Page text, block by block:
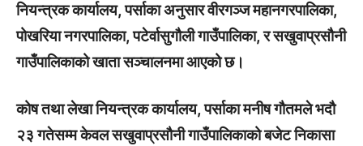
नियन्त्रक कार्यालय, पर्साका अनुसार वीरगञ्ज महानगरपालिका,
पोखरिया नगरपालिका, पटेर्वासुगौली गाउँपालिका, र सखुवाप्रसौनी
गाउँपालिकाको खाता सञ्चालनमा आएको छ।
कोष तथा लेखा नियन्त्रक कार्यालय, पर्साका मनीष गौतमले भदौ
२३ गतेसम्म केवल सखुवाप्रसौनी गाउँपालिकाको बजेट निकासा